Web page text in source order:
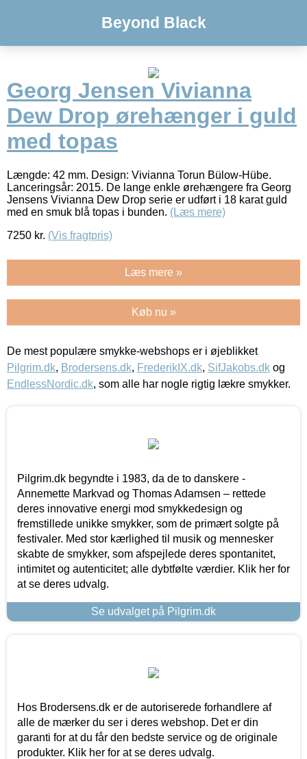
Beyond Black
Georg Jensen Vivianna
Dew Drop ørehænger i guld
med topas
Længde: 42 mm. Design: Vivianna Torun Bülow-Hübe.
Lanceringsår: 2015. De lange enkle ørehængere fra Georg
Jensens Vivianna Dew Drop serie er udført i 18 karat guld
med en smuk blå topas i bunden. (Læs mere)
7250 kr. (Vis fragtpris)
Læs mere »
Køb nu »
De mest populære smykke-webshops er i øjeblikket
Pilgrim.dk, Brodersens.dk, FrederikIX.dk, SifJakobs.dk og
EndlessNordic.dk, som alle har nogle rigtig lækre smykker.
Pilgrim.dk begyndte i 1983, da de to danskere -
Annemette Markvad og Thomas Adamsen – rettede
deres innovative energi mod smykkedesign og
fremstillede unikke smykker, som de primært solgte på
festivaler. Med stor kærlighed til musik og mennesker
skabte de smykker, som afspejlede deres spontanitet,
intimitet og autenticitet; alle dybtfølte værdier. Klik her for
at se deres udvalg.
Se udvalget på Pilgrim.dk
Hos Brodersens.dk er de autoriserede forhandlere af
alle de mærker du ser i deres webshop. Det er din
garanti for at du får den bedste service og de originale
produkter. Klik her for at se deres udvalg.